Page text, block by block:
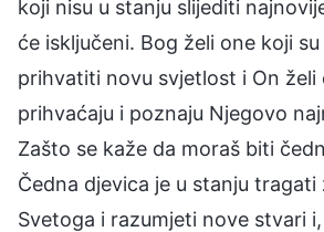
koji nisu u stanju slijediti
će isključeni. Bog želi one koji
prihvatiti novu svjetlost i On želi
prihvaćaju i poznaju Njegovo
Zašto se kaže da moraš biti
Čedna djevica je u stanju tragati
Svetoga i razumjeti nove stvari